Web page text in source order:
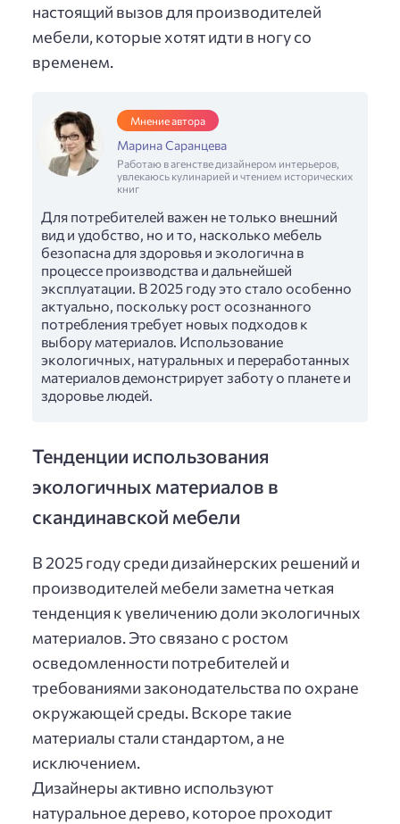
настоящий вызов для производителей
мебели, которые хотят идти в ногу со
временем.
Мнение автора
Марина Саранцева
Работаю в агенстве дизайнером интерьеров,
увлекаюсь кулинарией и чтением исторических
книг
Для потребителей важен не только внешний
вид и удобство, но и то, насколько мебель
безопасна для здоровья и экологична в
процессе производства и дальнейшей
эксплуатации. В 2025 году это стало особенно
актуально, поскольку рост осознанного
потребления требует новых подходов к
выбору материалов. Использование
экологичных, натуральных и переработанных
материалов демонстрирует заботу о планете и
здоровье людей.
Тенденции использования
экологичных материалов в
скандинавской мебели
В 2025 году среди дизайнерских решений и
производителей мебели заметна четкая
тенденция к увеличению доли экологичных
материалов. Это связано с ростом
осведомленности потребителей и
требованиями законодательства по охране
окружающей среды. Вскоре такие
материалы стали стандартом, а не
исключением.
Дизайнеры активно используют
натуральное дерево, которое проходит